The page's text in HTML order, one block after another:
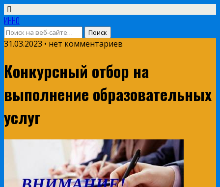
ИННО
31.03.2023 • нет комментариев
Конкурсный отбор на
выполнение образовательных
услуг